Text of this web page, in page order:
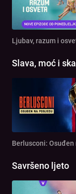
Ljubav, razum i
Slava, moć i
Savršeno ljeto